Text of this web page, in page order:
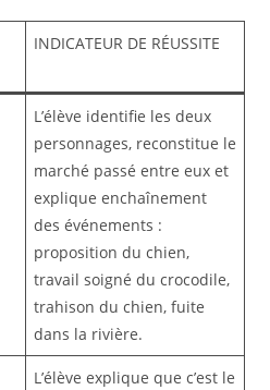
INDICATEUR DE RÉUSSITE
L’élève identifie les deux
personnages, reconstitue le
marché passé entre eux et
explique enchaînement
des événements :
proposition du chien,
travail soigné du crocodile,
trahison du chien, fuite
dans la rivière.
L’élève explique que c’est le